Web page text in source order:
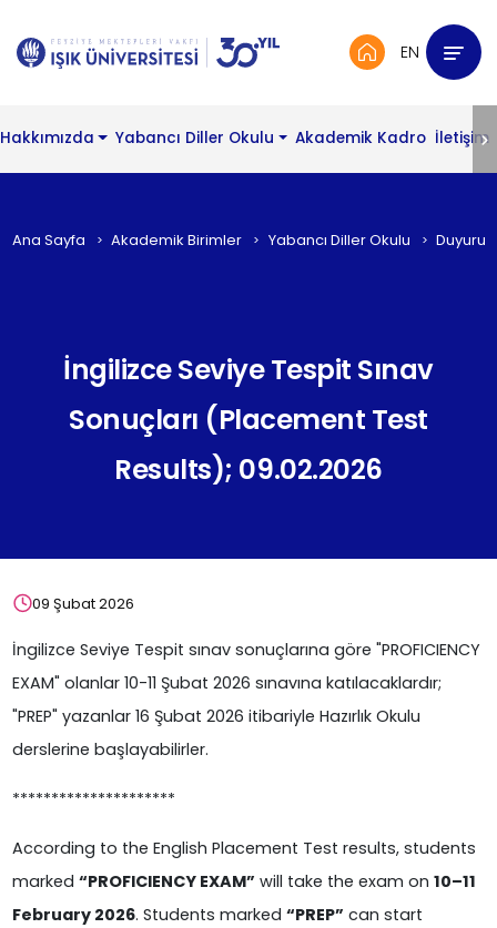
EN
Hakkımızda Yabancı Diller Okulu Akademik Kadro İletişim
Ana Sayfa Akademik Birimler Yabancı Diller Okulu
İngilizce Seviye Tespit Sınav
Sonuçları (Placement Test
Results); 09.02.2026
09 Şubat 2026
İngilizce Seviye Tespit sınav sonuçlarına göre "PROFICIENCY
EXAM" olanlar 10-11 Şubat 2026 sınavına katılacaklardır;
"PREP" yazanlar 16 Şubat 2026 itibariyle Hazırlık Okulu
derslerine başlayabilirler.
*********************
According to the English Placement Test results, students
marked “PROFICIENCY EXAM” will take the exam on 10–11
February 2026. Students marked “PREP” can start